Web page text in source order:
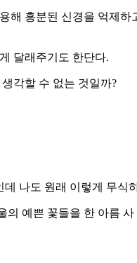
흥분된 신경을 억제
달래주기도 한단다.
각할 수 없는 것일까?
나도 원래 이렇게 무식
예쁜 꽃들을 한 아름